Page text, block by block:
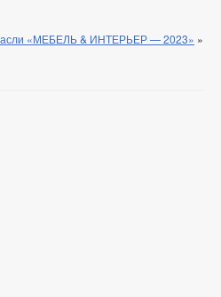
«МЕБЕЛЬ & ИНТЕРЬЕР — 2023» »